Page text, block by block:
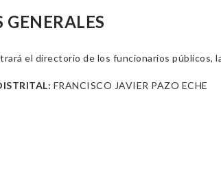
GENERALES
el directorio de los funcionarios públicos,
FRANCISCO JAVIER PAZO ECHE